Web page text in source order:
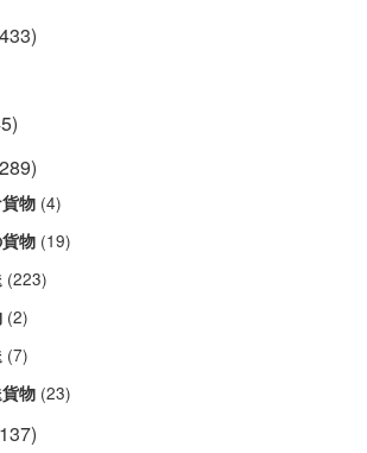
物 (4)
物 (19)
(223)
(2)
(7)
物 (23)